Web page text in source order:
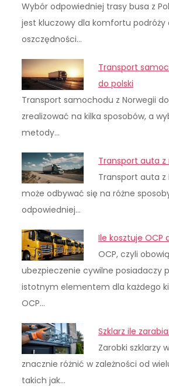
Wybór odpowiedniej trasy busa z
jest kluczowy dla komfortu podróży
oszczędności…
Transport
do polski
Transport samochodu z Norwegii
zrealizować na kilka sposobów, a
metody…
Transport auta z
Transport auta z
może odbywać się na różne
odpowiedniej…
Ile kosztuje OCP
OCP, czyli
ubezpieczenie cywilne posiadaczy
istotnym elementem dla każdego
OCP…
Szklarz ile
Zarobki szklarzy
znacznie różnić w zależności od
takich jak…